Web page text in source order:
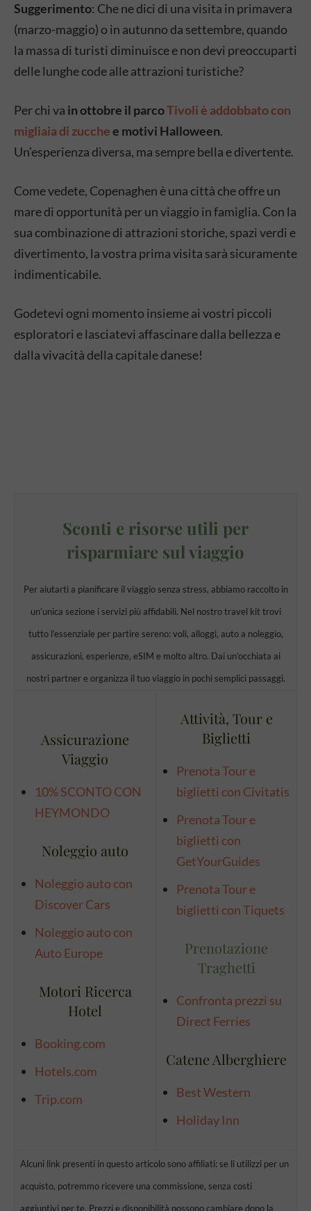
Suggerimento: Che ne dici di una visita in primavera
(marzo-maggio) o in autunno da settembre, quando
la massa di turisti diminuisce e non devi preoccuparti
delle lunghe code alle attrazioni turistiche?
Per chi va in ottobre il parcoTivoli è addobbato con
migliaia di zucchee motivi Halloween.
Un’esperienza diversa, ma sempre bella e divertente.
Come vedete, Copenaghen è una città che offre un
mare di opportunità per un viaggio in famiglia. Con la
sua combinazione di attrazioni storiche, spazi verdi e
divertimento, la vostra prima visita sarà sicuramente
indimenticabile.
Godetevi ogni momento insieme ai vostri piccoli
esploratori e lasciatevi affascinare dalla bellezza e
dalla vivacità della capitale danese!
Sconti e risorse utili per
risparmiare sul viaggio
Per aiutarti a pianificare il viaggio senza stress, abbiamo raccolto in
un’unica sezione i servizi più affidabili. Nel nostro travel kit trovi
tutto l’essenziale per partire sereno: voli, alloggi, auto a noleggio,
assicurazioni, esperienze, eSIM e molto altro. Dai un’occhiata ai
nostri partner e organizza il tuo viaggio in pochi semplici passaggi.
Assicurazione
Viaggio
10% SCONTO CON
HEYMONDO
Noleggio auto
Noleggio auto con
Discover Cars
Noleggio auto con
Auto Europe
Motori Ricerca
Hotel
Booking.com
Hotels.com
Trip.com
Attività, Tour e
Biglietti
Prenota Tour e
biglietti con Civitatis
Prenota Tour e
biglietti con
GetYourGuides
Prenota Tour e
biglietti con Tiquets
Prenotazione
Traghetti
Confronta prezzi su
Direct Ferries
Catene Alberghiere
Best Western
Holiday Inn
Alcuni link presenti in questo articolo sono affiliati: se li utilizzi per un
acquisto, potremmo ricevere una commissione, senza costi
aggiuntivi per te. Prezzi e disponibilità possono cambiare dopo la